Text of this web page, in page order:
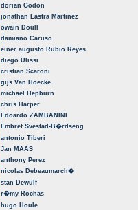
dorian Godon
jonathan Lastra Martinez
owain Doull
damiano Caruso
einer augusto Rubio Reyes
diego Ulissi
cristian Scaroni
gijs Van Hoecke
michael Hepburn
chris Harper
Edoardo ZAMBANINI
Embret Svestad-B�rdseng
antonio Tiberi
Jan MAAS
anthony Perez
nicolas Debeaumarch�
stan Dewulf
r�my Rochas
hugo Houle